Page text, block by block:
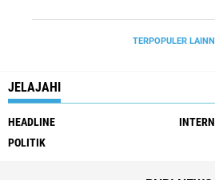
TERPOPULER
JELAJAHI
HEADLINE
POLITIK